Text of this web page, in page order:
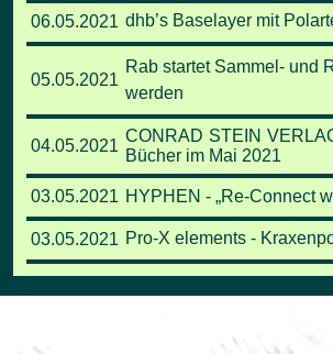
06.05.2021 dhb’s Baselayer mit
05.05.2021
Rab startet Sammel- und
werden
04.05.2021
CONRAD STEIN
Bücher im Mai 2021
03.05.2021 HYPHEN - „Re-Connect
03.05.2021 Pro-X elements -